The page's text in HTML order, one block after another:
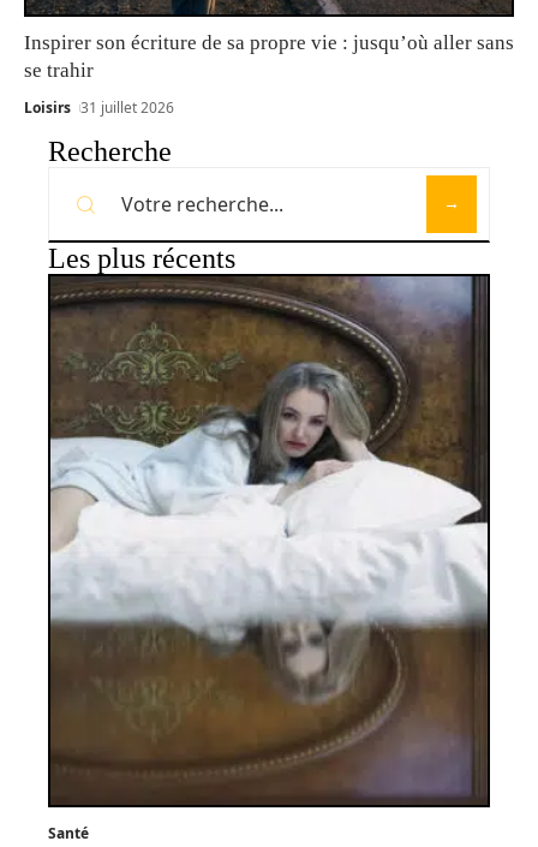
Inspirer son écriture de sa propre vie : jusqu’où aller sans
se trahir
Loisirs 31 juillet 2026
Recherche
Les plus récents
Santé